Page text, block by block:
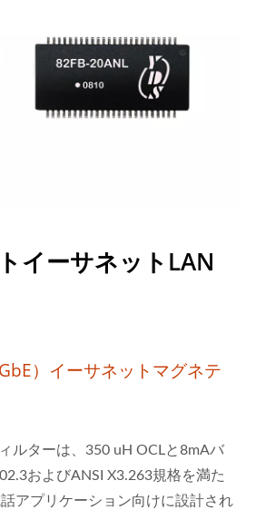
イーサネットLAN
）イーサネットマグネテ
ルターは、350 uH OCLと8mAバ
およびANSI X3.263規格を満た
アプリケーション向けに設計され